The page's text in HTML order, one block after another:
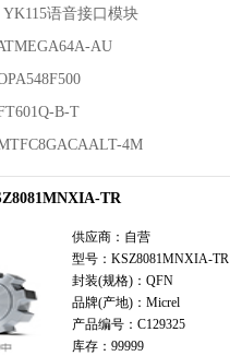
YK115语音接口模块
AU
B-T
4M
TR
供应商： 自营
型号： KSZ8081MNXIA-TR
封装(规格)： QFN
品牌(产地)： Micrel
产品编号： C129325
库存： 99999